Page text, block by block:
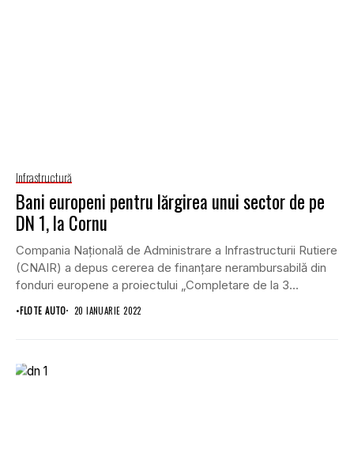
Infrastructură
Bani europeni pentru lărgirea unui sector de pe
DN 1, la Cornu
Compania Națională de Administrare a Infrastructurii Rutiere
(CNAIR) a depus cererea de finanțare nerambursabilă din
fonduri europene a proiectului „Completare de la 3...
•FLOTE AUTO 20 IANUARIE 2022